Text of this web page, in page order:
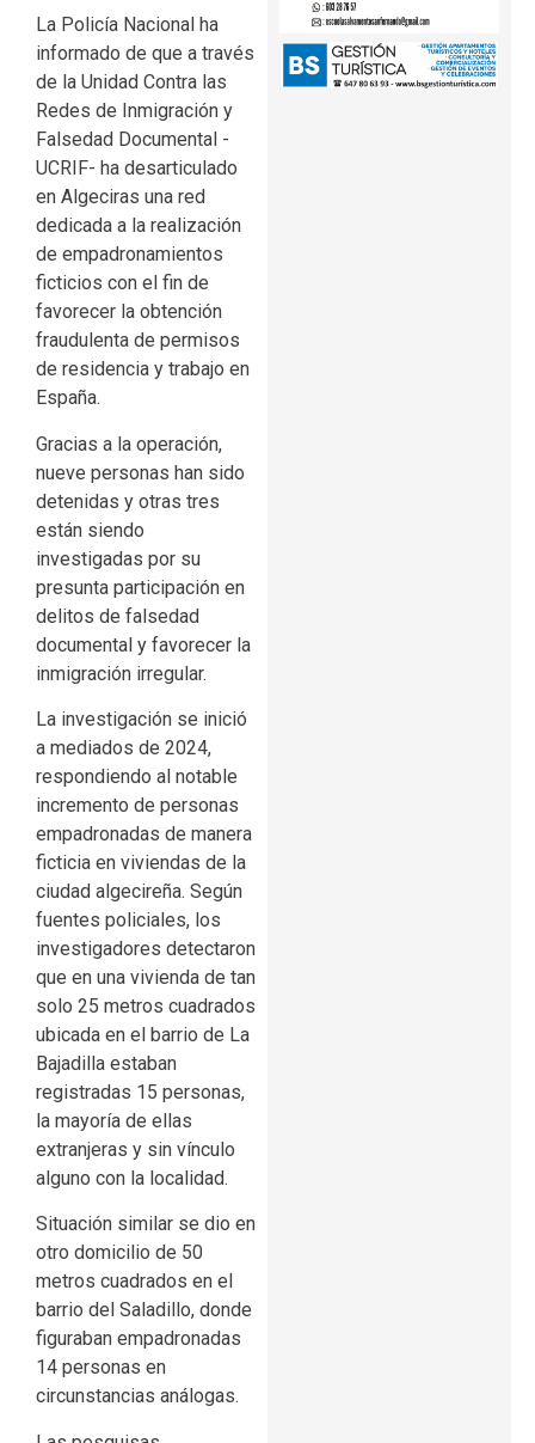
La Policía Nacional ha
informado de que a través
de la Unidad Contra las
Redes de Inmigración y
Falsedad Documental -
UCRIF- ha desarticulado
en Algeciras una red
dedicada a la realización
de empadronamientos
ficticios con el fin de
favorecer la obtención
fraudulenta de permisos
de residencia y trabajo en
España.
Gracias a la operación,
nueve personas han sido
detenidas y otras tres
están siendo
investigadas por su
presunta participación en
delitos de falsedad
documental y favorecer la
inmigración irregular.
La investigación se inició
a mediados de 2024,
respondiendo al notable
incremento de personas
empadronadas de manera
ficticia en viviendas de la
ciudad algecireña. Según
fuentes policiales, los
investigadores detectaron
que en una vivienda de tan
solo 25 metros cuadrados
ubicada en el barrio de La
Bajadilla estaban
registradas 15 personas,
la mayoría de ellas
extranjeras y sin vínculo
alguno con la localidad.
Situación similar se dio en
otro domicilio de 50
metros cuadrados en el
barrio del Saladillo, donde
figuraban empadronadas
14 personas en
circunstancias análogas.